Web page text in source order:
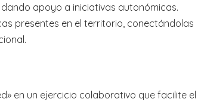
apoyo a iniciativas autonómicas.
presentes en el territorio, conectándolas
en un ejercicio colaborativo que facilite el